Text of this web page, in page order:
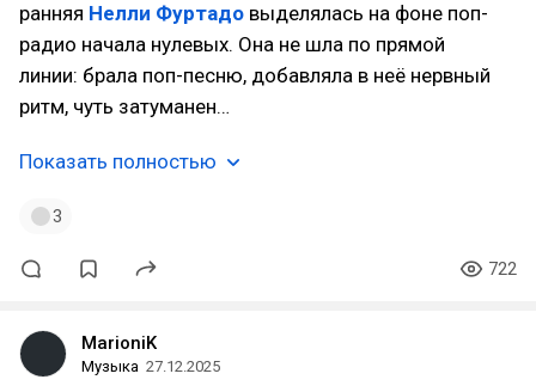
ранняя Нелли Фуртадо выделялась на фоне поп-
радио начала нулевых. Она не шла по прямой
линии: брала поп-песню, добавляла в неё нервный
ритм, чуть затуманен…
Показать полностью
3
722
MarioniK
Музыка 27.12.2025